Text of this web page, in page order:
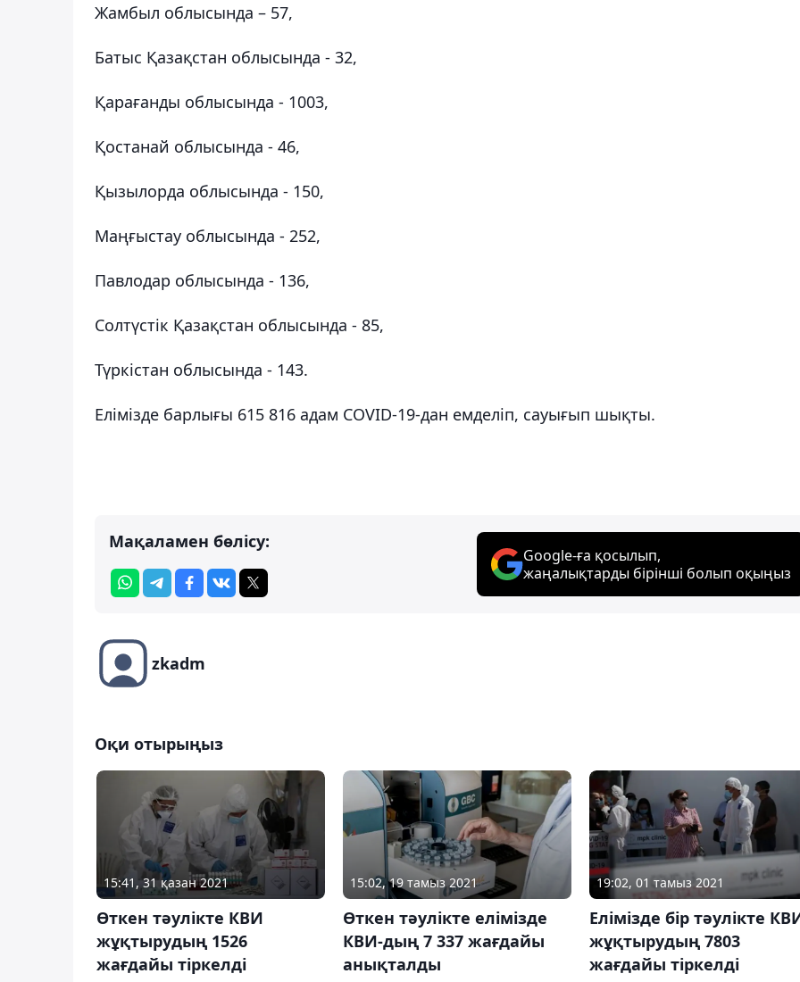
Жамбыл облысында – 57,
Батыс Қазақстан облысында - 32,
Қарағанды облысында - 1003,
Қостанай облысында - 46,
Қызылорда облысында - 150,
Маңғыстау облысында - 252,
Павлодар облысында - 136,
Солтүстік Қазақстан облысында - 85,
Түркістан облысында - 143.
Елімізде барлығы 615 816 адам COVID-19-дан емделіп, сауығып шықты.
Мақаламен бөлісу:
Google-ға қосылып,
жаңалықтарды бірінші болып оқыңыз
zkadm
Оқи отырыңыз
15:41, 31 қазан 2021
Өткен тәулікте КВИ
жұқтырудың 1526
жағдайы тіркелді
15:02, 19 тамыз 2021
Өткен тәулікте елімізде
КВИ-дың 7 337 жағдайы
анықталды
19:02, 01 тамыз 2021
Елімізде бір тәулікте
жұқтырудың 7803
жағдайы тіркелді